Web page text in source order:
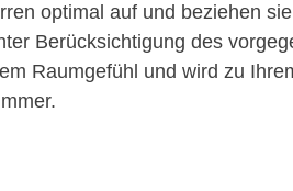
optimal auf und beziehen
Berücksichtigung des
Raumgefühl und wird zu